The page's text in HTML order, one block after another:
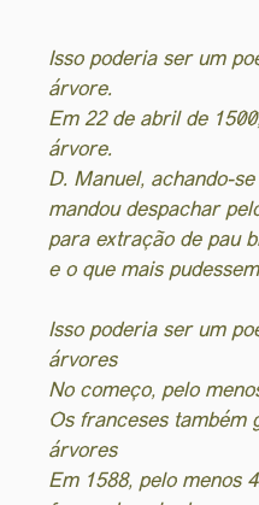
Isso poderia ser um
árvore.
Em 22 de abril de
árvore.
D. Manuel, achando-
mandou despachar
para extração de pau
e o que mais
Isso poderia ser um
árvores
No começo, pelo
Os franceses também
árvores
Em 1588, pelo menos